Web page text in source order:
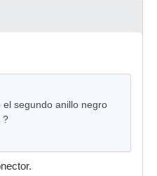
segundo anillo negro
?